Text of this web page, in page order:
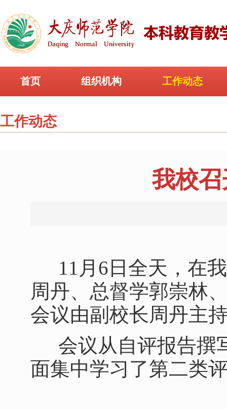
首页 组织机构 工作动态
工作动态
我校
11月6日全天，在
周丹、总督学郭崇林
会议由副校长周丹主
会议从自评报告撰
面集中学习了第二类